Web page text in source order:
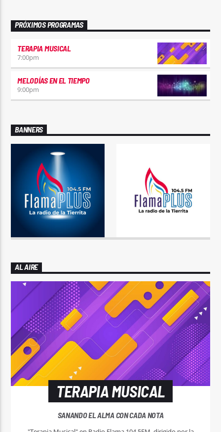
PRÓXIMOS PROGRAMAS
TERAPIA MUSICAL
7:00pm
MELODÍAS EN EL TIEMPO
9:00pm
BANNERS
AL AIRE
TERAPIA MUSICAL
SANANDO EL ALMA CON CADA NOTA